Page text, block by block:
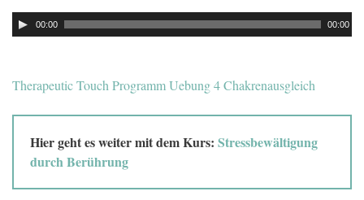
Audio
Player
00:00 00:00
Therapeutic Touch Programm Uebung 4 Chakrenausgleich
Hier geht es weiter mit dem Kurs: Stressbewältigung
durch Berührung